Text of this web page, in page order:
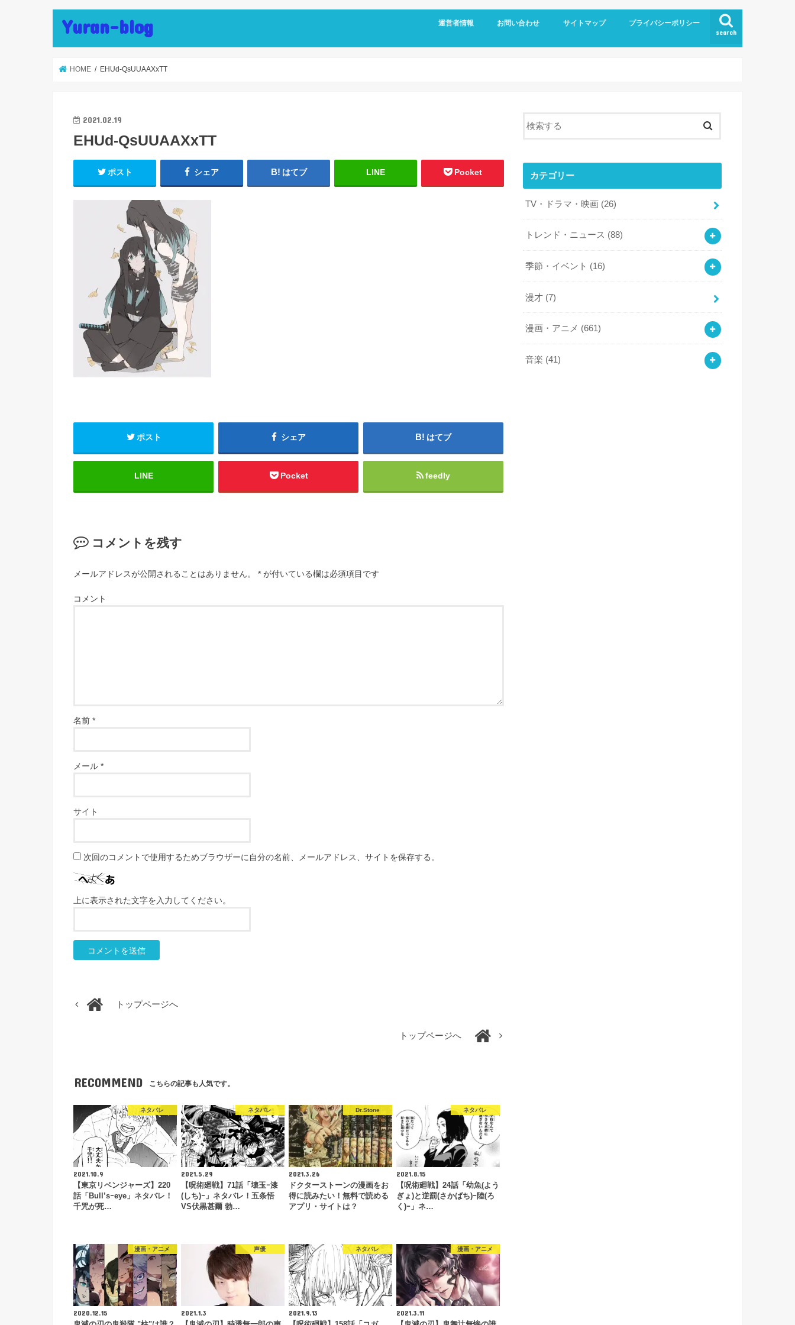
Yuran-blog search
運営者情報 お問い合わせ サイトマップ プライバシーポリシー
HOME EHUd-QsUUAAXxTT
2021.02.19
EHUd-QsUUAAXxTT
ポスト シェア はてブ LINE Pocket
ポスト シェア はてブ
LINE Pocket feedly
コメントを残す
メールアドレスが公開されることはありません。 * が付いている欄は必須項目です
コメント
名前 *
メール *
サイト
次回のコメントで使用するためブラウザーに自分の名前、メールアドレス、サイトを保存する。
上に表示された文字を入力してください。
トップページへ
トップページへ
RECOMMEND こちらの記事も人気です。
ネタバレ
2021.10.9
【東京リベンジャーズ】220
話「Bull’sｰeye」ネタバレ！
千咒が死…
ネタバレ
2021.5.29
【呪術廻戦】71話「壊玉ｰ漆
(しち)ｰ」ネタバレ！五条悟
VS伏黒甚爾 勃…
Dr.Stone
2021.3.26
ドクターストーンの漫画をお
得に読みたい！無料で読める
アプリ・サイトは？
ネタバレ
2021.8.15
【呪術廻戦】24話「幼魚(よう
ぎょ)と逆罰(さかばち)ｰ陸(ろ
く)ｰ」ネ…
漫画・アニメ
2020.12.15
声優
2021.1.3
ネタバレ
2021.9.13
漫画・アニメ
2021.3.11
カテゴリー
TV・ドラマ・映画 (26)
トレンド・ニュース (88)
季節・イベント (16)
漫才 (7)
漫画・アニメ (661)
音楽 (41)